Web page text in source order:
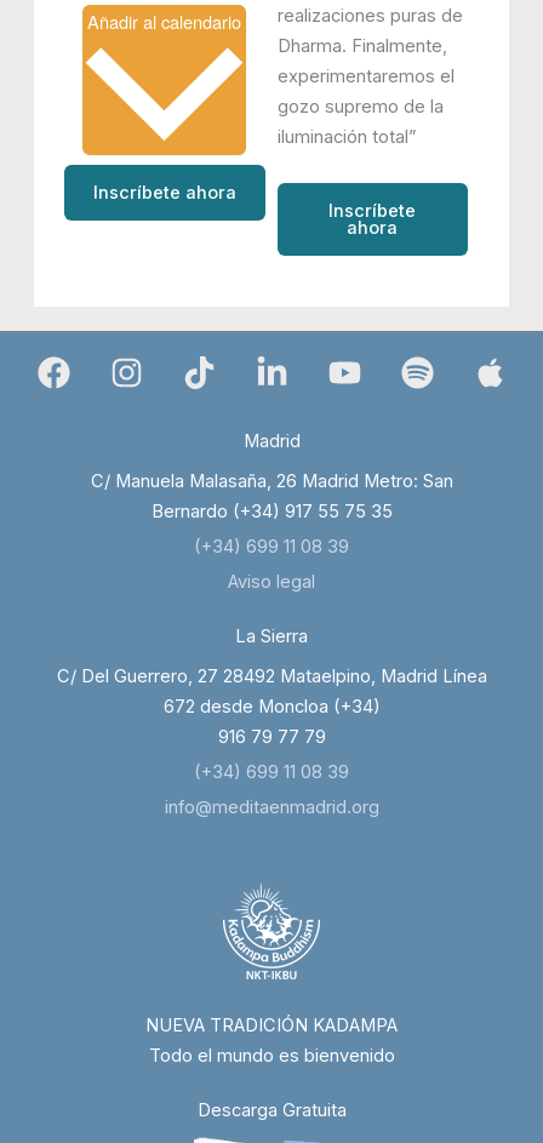
Inscríbete ahora
realizaciones puras de
Dharma. Finalmente,
experimentaremos el
gozo supremo de la
iluminación total”
Inscríbete
ahora
Madrid
C/ Manuela Malasaña, 26 Madrid Metro: San
Bernardo (+34) 917 55 75 35
(+34) 699 11 08 39
Aviso legal
La Sierra
C/ Del Guerrero, 27 28492 Mataelpino, Madrid Línea
672 desde Moncloa (+34)
916 79 77 79
(+34) 699 11 08 39
info@meditaenmadrid.org
NUEVA TRADICIÓN KADAMPA
Todo el mundo es bienvenido
Descarga Gratuita